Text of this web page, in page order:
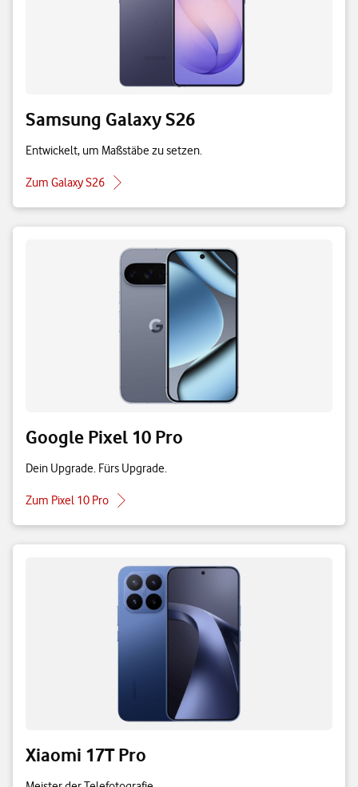
Samsung Galaxy S26
Entwickelt, um Maßstäbe zu setzen.
Zum Galaxy S26
Google Pixel 10 Pro
Dein Upgrade. Fürs Upgrade.
Zum Pixel 10 Pro
Xiaomi 17T Pro